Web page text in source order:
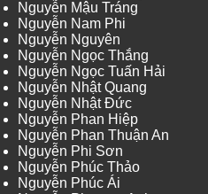
Nguyễn Mậu Tráng
Nguyễn Nam Phi
Nguyễn Nguyên
Nguyễn Ngọc Thắng
Nguyễn Ngọc Tuấn Hải
Nguyễn Nhật Quang
Nguyễn Nhật Đức
Nguyễn Phan Hiệp
Nguyễn Phan Thuận An
Nguyễn Phi Sơn
Nguyễn Phúc Thảo
Nguyễn Phúc Ái